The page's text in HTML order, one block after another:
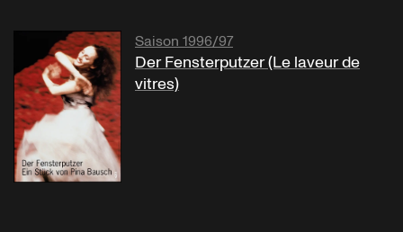
Saison 1996/97
Der Fensterputzer (Le laveur de
vitres)